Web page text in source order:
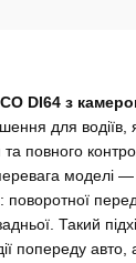
DI64 з
для водіїв,
та повного
моделі —
: поворотної
Такий
попереду авто,